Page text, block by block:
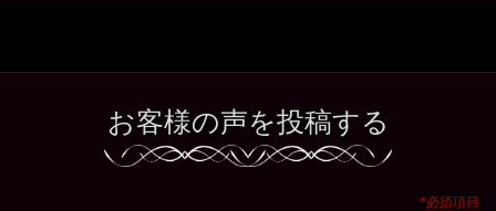
お客様の声を投稿する
*必須項目